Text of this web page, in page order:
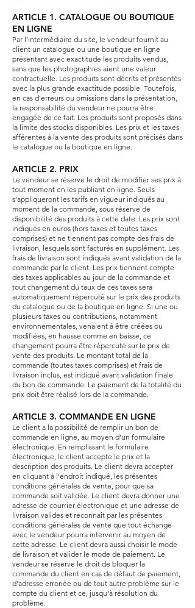
ARTICLE 1. CATALOGUE OU BOUTIQUE
EN LIGNE
Par l’intermédiaire du site, le vendeur fournit au
client un catalogue ou une boutique en ligne
présentant avec exactitude les produits vendus,
sans que les photographies aient une valeur
contractuelle. Les produits sont décrits et présentés
avec la plus grande exactitude possible. Toutefois,
en cas d’erreurs ou omissions dans la présentation,
la responsabilité du vendeur ne pourra être
engagée de ce fait. Les produits sont proposés dans
la limite des stocks disponibles. Les prix et les taxes
afférentes à la vente des produits sont précisés dans
le catalogue ou la boutique en ligne.
ARTICLE 2. PRIX
Le vendeur se réserve le droit de modifier ses prix à
tout moment en les publiant en ligne. Seuls
s’appliqueront les tarifs en vigueur indiqués au
moment de la commande, sous réserve de
disponibilité des produits à cette date. Les prix sont
indiqués en euros (hors taxes et toutes taxes
comprises) et ne tiennent pas compte des frais de
livraison, lesquels sont facturés en supplément. Les
frais de livraison sont indiqués avant validation de la
commande par le client. Les prix tiennent compte
des taxes applicables au jour de la commande et
tout changement du taux de ces taxes sera
automatiquement répercuté sur le prix des produits
du catalogue ou de la boutique en ligne. Si une ou
plusieurs taxes ou contributions, notamment
environnementales, venaient à être créées ou
modifiées, en hausse comme en baisse, ce
changement pourra être répercuté sur le prix de
vente des produits. Le montant total de la
commande (toutes taxes comprises) et frais de
livraison inclus, est indiqué avant validation finale
du bon de commande. Le paiement de la totalité du
prix doit être réalisé lors de la commande.
ARTICLE 3. COMMANDE EN LIGNE
Le client a la possibilité de remplir un bon de
commande en ligne, au moyen d’un formulaire
électronique. En remplissant le formulaire
électronique, le client accepte le prix et la
description des produits. Le client devra accepter
en cliquant à l’endroit indiqué, les présentes
conditions générales de vente, pour que sa
commande soit validée. Le client devra donner une
adresse de courrier électronique et une adresse de
livraison valides et reconnaît par les présentes
conditions générales de vente que tout échange
avec le vendeur pourra intervenir au moyen de
cette adresse. Le client devra aussi choisir le mode
de livraison et valider le mode de paiement. Le
vendeur se réserve le droit de bloquer la
commande du client en cas de défaut de paiement,
d’adresse erronée ou de tout autre problème sur le
compte du client et ce, jusqu’à résolution du
problème.